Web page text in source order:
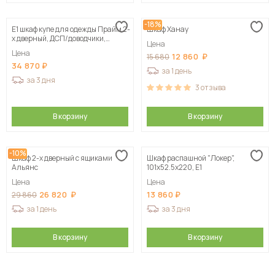
Е1 шкаф купе для одежды Прайм 2-
х дверный, ДСП/доводчики,
Цена
34 870
за 3 дня
В корзину
-18%
Шкаф Ханау
Цена
15 680 12 860
за 1 день
3отзыва
В корзину
-10%
Шкаф 2-х дверный с ящиками
Альянс
Цена
29 860 26 820
за 1 день
В корзину
Шкаф распашной "Локер",
101х52.5х220, Е1
Цена
13 860
за 3 дня
В корзину